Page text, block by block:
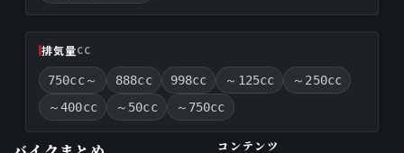
排気量CC
750cc～ 888cc 998cc ～125cc
～250cc
～400cc
～50cc ～750cc
コンテンツ